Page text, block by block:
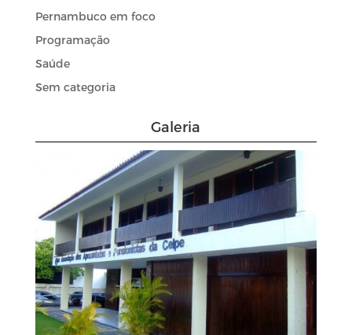
Pernambuco em foco
Programação
Saúde
Sem categoria
Galeria